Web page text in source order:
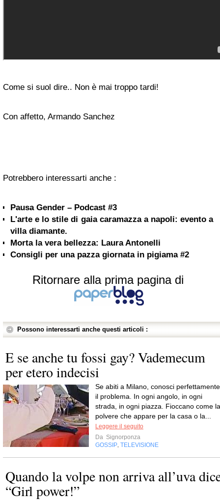
Come si suol dire.. Non è mai troppo tardi!
Con affetto, Armando Sanchez
Potrebbero interessarti anche :
Pausa Gender – Podcast #3
L'arte e lo stile di gaia caramazza a napoli: evento a
villa diamante.
Morta la vera bellezza: Laura Antonelli
Consigli per una pazza giornata in pigiama #2
Ritornare alla prima pagina di
Possono interessarti anche questi articoli :
E se anche tu fossi gay? Vademecum
per etero indecisi
Se abiti a Milano, conosci perfettamente
il problema. In ogni angolo, in ogni
strada, in ogni piazza. Fioccano come la
polvere che appare per la casa o la...
Leggere il seguito
Da Signorponza
GOSSIP, TELEVISIONE
Quando la volpe non arriva all’uva
“Girl power!”